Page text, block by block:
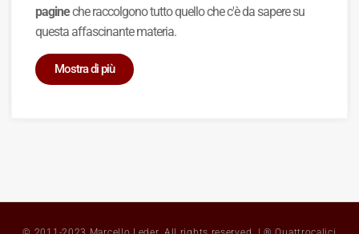
pagineche raccolgono tutto quello che c'è da sapere su
questa affascinante materia.
Mostra di più